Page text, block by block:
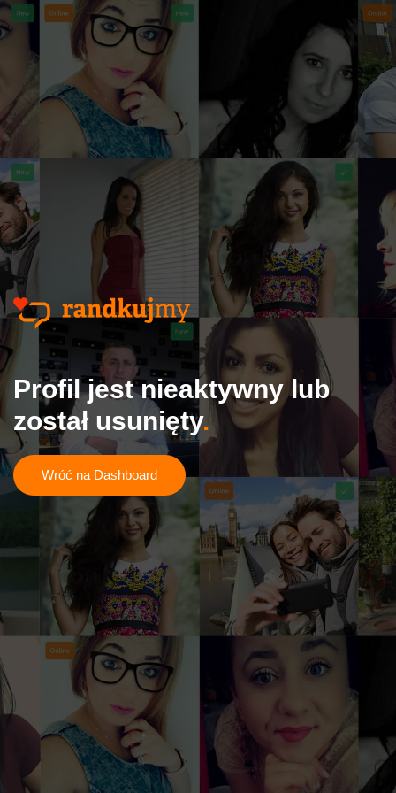
Profil jest nieaktywny lub
został usunięty
Wróć na Dashboard